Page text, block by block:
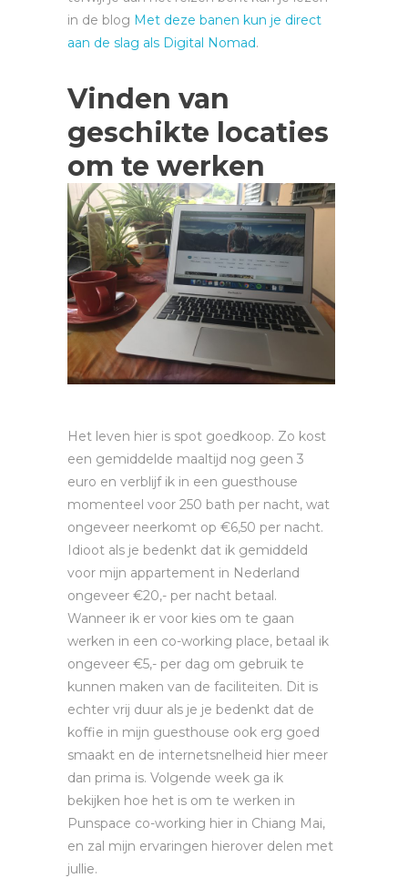
in de blog Met deze banen kun je direct
aan de slag als Digital Nomad.
Vinden van
geschikte locaties
om te werken
Het leven hier is spot goedkoop. Zo kost
een gemiddelde maaltijd nog geen 3
euro en verblijf ik in een guesthouse
momenteel voor 250 bath per nacht, wat
ongeveer neerkomt op €6,50 per nacht.
Idioot als je bedenkt dat ik gemiddeld
voor mijn appartement in Nederland
ongeveer €20,- per nacht betaal.
Wanneer ik er voor kies om te gaan
werken in een co-working place, betaal ik
ongeveer €5,- per dag om gebruik te
kunnen maken van de faciliteiten. Dit is
echter vrij duur als je je bedenkt dat de
koffie in mijn guesthouse ook erg goed
smaakt en de internetsnelheid hier meer
dan prima is. Volgende week ga ik
bekijken hoe het is om te werken in
Punspace co-working hier in Chiang Mai,
en zal mijn ervaringen hierover delen met
jullie.